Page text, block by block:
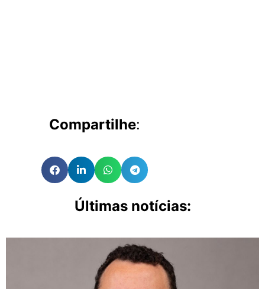
Compartilhe:
Últimas notícias: